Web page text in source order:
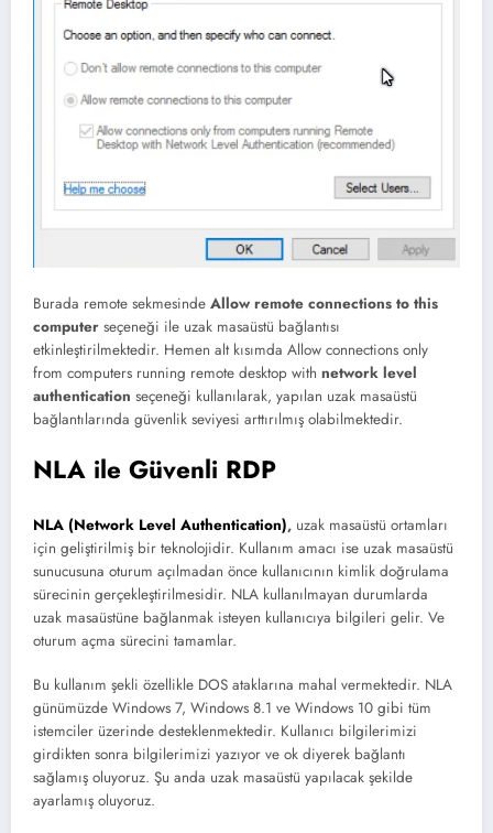
Burada remote sekmesinde Allow remote connections to this
computer seçeneği ile uzak masaüstü bağlantısı
etkinleştirilmektedir. Hemen alt kısımda Allow connections only
from computers running remote desktop with network level
authentication seçeneği kullanılarak, yapılan uzak masaüstü
bağlantılarında güvenlik seviyesi arttırılmış olabilmektedir.
NLA ile Güvenli RDP
NLA (Network Level Authentication), uzak masaüstü ortamları
için geliştirilmiş bir teknolojidir. Kullanım amacı ise uzak masaüstü
sunucusuna oturum açılmadan önce kullanıcının kimlik doğrulama
sürecinin gerçekleştirilmesidir. NLA kullanılmayan durumlarda
uzak masaüstüne bağlanmak isteyen kullanıcıya bilgileri gelir. Ve
oturum açma sürecini tamamlar.
Bu kullanım şekli özellikle DOS ataklarına mahal vermektedir. NLA
günümüzde Windows 7, Windows 8.1 ve Windows 10 gibi tüm
istemciler üzerinde desteklenmektedir. Kullanıcı bilgilerimizi
girdikten sonra bilgilerimizi yazıyor ve ok diyerek bağlantı
sağlamış oluyoruz. Şu anda uzak masaüstü yapılacak şekilde
ayarlamış oluyoruz.